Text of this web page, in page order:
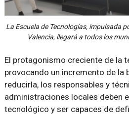
La Escuela de Tecnologías, impulsada
Valencia, llegará a todos los
El protagonismo creciente de la
provocando un incremento de la
reducirla, los responsables y
administraciones locales deben
tecnológico y ser capaces de